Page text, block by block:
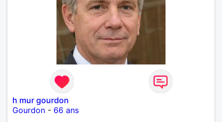
h mur gourdon
Gourdon - 66 ans